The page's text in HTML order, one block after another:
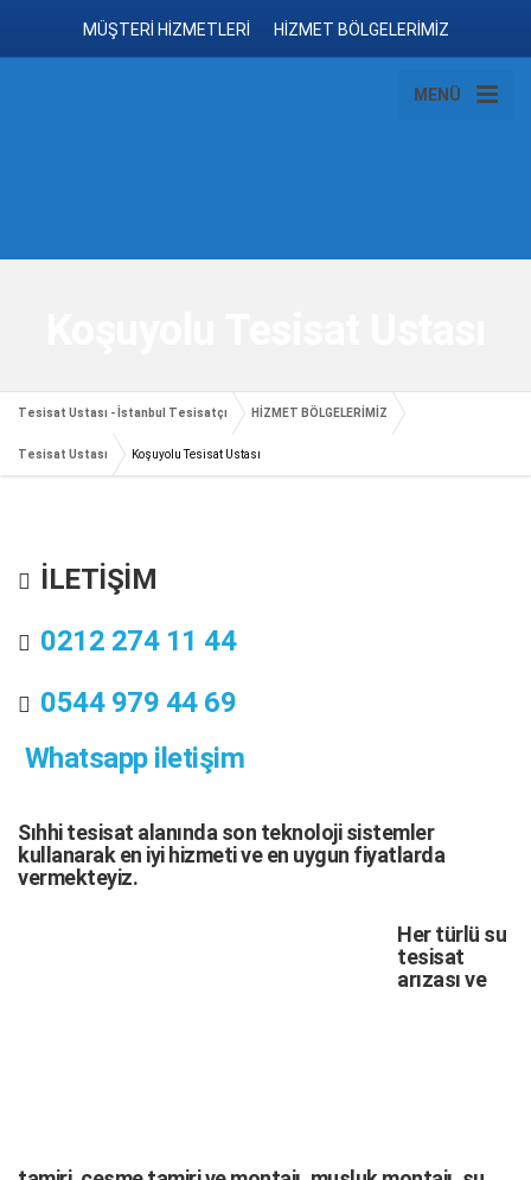
MÜŞTERİ HİZMETLERİ HİZMET BÖLGELERİMİZ
MENÜ
Tesisat Ustası - İstanbul Tesisatçı HİZMET BÖLGELERİMİZ
Tesisat Ustası Koşuyolu Tesisat Ustası
İLETİŞİM
0212 274 11 44
0544 979 44 69
Whatsapp iletişim
Sıhhi tesisat alanında son teknoloji sistemler
kullanarak en iyi hizmeti ve en uygun fiyatlarda
vermekteyiz.
Her türlü su
tesisat
arızasıve